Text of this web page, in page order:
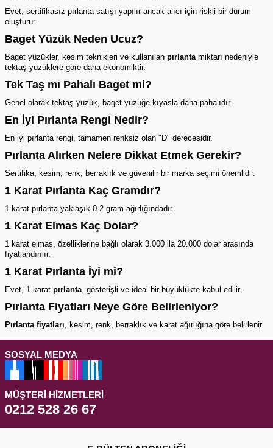
Evet, sertifikasız pırlanta satışı yapılır ancak alıcı için riskli bir durum
oluşturur.
Baget Yüzük Neden Ucuz?
Baget yüzükler, kesim teknikleri ve kullanılan pırlanta miktarı nedeniyle
tektaş yüzüklere göre daha ekonomiktir.
Tek Taş mı Pahalı Baget mi?
Genel olarak tektaş yüzük , baget yüzüğe kıyasla daha pahalıdır.
En İyi Pırlanta Rengi Nedir?
En iyi pırlanta rengi, tamamen renksiz olan "D" derecesidir.
Pırlanta Alırken Nelere Dikkat Etmek Gerekir?
Sertifika, kesim, renk, berraklık ve güvenilir bir marka seçimi önemlidir.
1 Karat Pırlanta Kaç Gramdır?
1 karat pırlanta yaklaşık 0.2 gram ağırlığındadır.
1 Karat Elmas Kaç Dolar?
1 karat elmas, özelliklerine bağlı olarak 3.000 ila 20.000 dolar arasında
fiyatlandırılır.
1 Karat Pırlanta İyi mi?
Evet, 1 karat pırlanta , gösterişli ve ideal bir büyüklükte kabul edilir.
Pırlanta Fiyatları Neye Göre Belirleniyor?
Pırlanta fiyatları , kesim, renk, berraklık ve karat ağırlığına göre belirlenir.
SOSYAL MEDYA
MÜŞTERI HIZMETLERI
0212 528 26 67